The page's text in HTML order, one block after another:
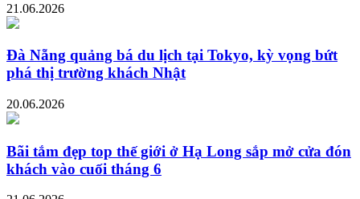
21.06.2026
Đà Nẵng quảng bá du lịch tại Tokyo, kỳ vọng bứt
phá thị trường khách Nhật
20.06.2026
Bãi tắm đẹp top thế giới ở Hạ Long sắp mở cửa đón
khách vào cuối tháng 6